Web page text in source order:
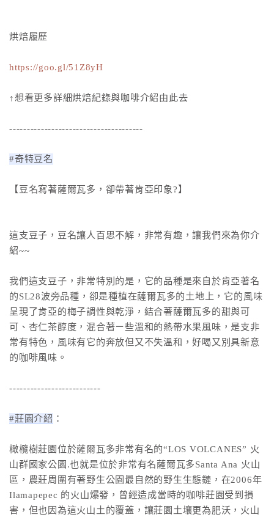
烘焙履歷
https://goo.gl/51Z8yH
↑想看更多詳細烘焙紀錄與咖啡介紹由此去
--------------------------------------
#奇特豆名
【豆名寫著薩爾瓦多，卻帶著肯亞印象?】
這支豆子，豆名讓人百思不解，非常有趣，讓我們來為你介
紹~~
我們這支豆子，非常特別的是，它的品種是來自於肯亞著名
的SL28波旁品種，卻是種植在薩爾瓦多的土地上，它的風味
呈現了肯亞的梅子調性與乾淨，結合著薩爾瓦多的甜與可
可、杏仁茶醇度，混合著ㄧ些溫和的熱帶水果風味，是支非
常有特色，風味有它的奔放但又不失溫和，好喝又別具新意
的咖啡風味。
--------------------------
#莊園介紹 ：
橄欖樹莊園位於薩爾瓦多非常有名的“LOS VOLCANES” 火
山群國家公園.也就是位於非常有名薩爾瓦多Santa Ana 火山
區，農莊周圍有著野生公園最自然的野生生態鏈，在2006年
Ilamapepec 的火山爆發，曾經造成當時的咖啡莊園受到損
害，但也因為這火山土的覆蓋，讓莊園土壤更為肥沃，火山